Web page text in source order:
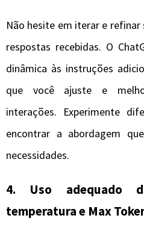
Não hesite em iterar e refinar
respostas recebidas. O
dinâmica às instruções
que você ajuste e
interações. Experimente
encontrar a abordagem
necessidades.
4. Uso adequado
temperatura e Max